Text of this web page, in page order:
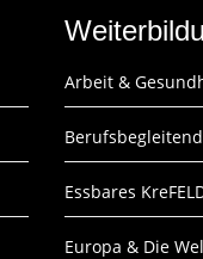
Arbeit &
Essbares
Europa & Die